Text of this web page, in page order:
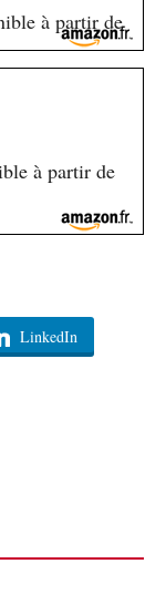
à partir de
à partir de
LinkedIn